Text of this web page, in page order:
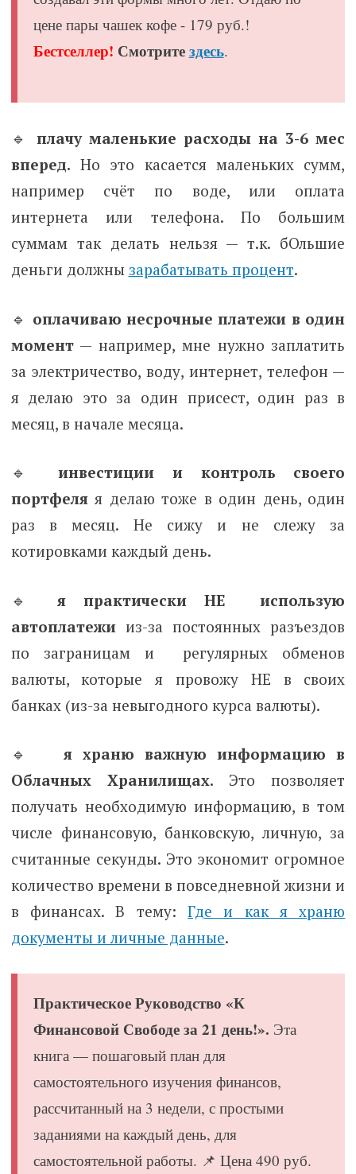
цене пары чашек кофе - 179 руб.!
Бестселлер! Смотритездесь.
🔹 плачу маленькие расходы на 3-6 мес
вперед. Но это касается маленьких сумм,
например счёт по воде, или оплата
интернета или телефона. По большим
суммам так делать нельзя — т.к. бОльшие
деньги должны зарабатывать процент.
🔹 оплачиваю несрочные платежи в один
момент— например, мне нужно заплатить
за электричество, воду, интернет, телефон —
я делаю это за один присест, один раз в
месяц, в начале месяца.
🔹инвестиции и контроль своего
портфеляя делаю тоже в один день, один
раз в месяц. Не сижу и не слежу за
котировками каждый день.
🔹 я практически НЕ использую
автоплатежииз-за постоянных разъездов
по заграницам и регулярных обменов
валюты, которые я провожу НЕ в своих
банках (из-за невыгодного курса валюты).
🔹 я храню важную информацию в
Облачных Хранилищах. Это позволяет
получать необходимую информацию, в том
числе финансовую, банковскую, личную, за
считанные секунды. Это экономит огромное
количество времени в повседневной жизни и
в финансах. В тему: Где и как я храню
документы и личные данные.
Практическое Руководство «К
Финансовой Свободе за 21 день!». Эта
книга — пошаговый план для
самостоятельного изучения финансов,
рассчитанный на 3 недели, с простыми
заданиями на каждый день, для
самостоятельной работы. 📌 Цена 490 руб.